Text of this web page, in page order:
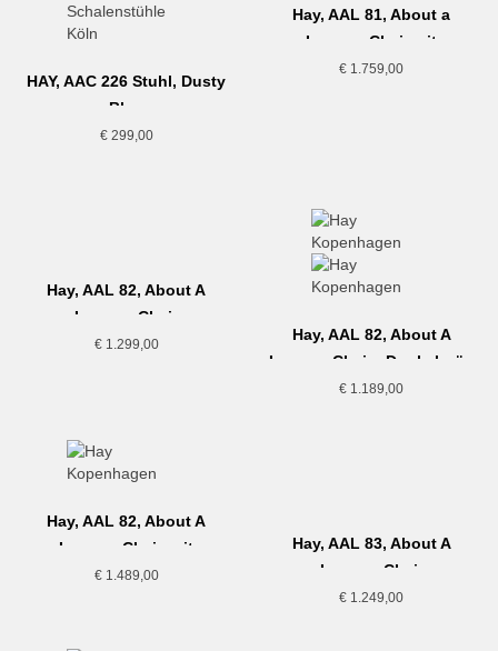
HAY, AAC 226 Stuhl, Dusty
Blue
€299,00
Hay, AAL 81, About a
Lounge Chair mit
Sitzkissen
€ 1.759,00
Hay, AAL 82, About A
Lounge Chair
€1.299,00
Hay, AAL 82, About A
Lounge Chair , Dunkelgrün
€ 1.189,00
Hay, AAL 82, About A
Lounge Chair, mit
Sitzkissen
€1.489,00
Hay, AAL 83, About A
Lounge Chair
€ 1.249,00